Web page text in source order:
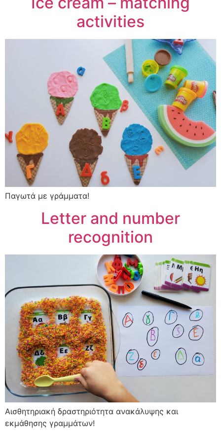
activities
Παγωτά με γράμματα!
Letter and number
recognition
Αισθητηριακή δραστηριότητα ανακάλυψης και
εκμάθησης γραμμάτων!